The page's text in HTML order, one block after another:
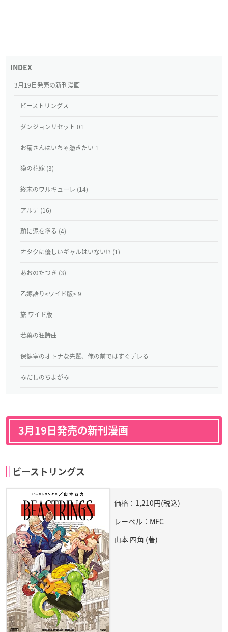
3月19日発売の新刊漫画
ビーストリングス
ダンジョンリセット 01
お菊さんはいちゃ憑きたい 1
獏の花嫁 (3)
終末のワルキューレ (14)
アルテ (16)
顔に泥を塗る (4)
オタクに優しいギャルはいない!? (1)
あおのたつき (3)
乙嫁語り<ワイド版> 9
旅 ワイド版
若葉の狂詩曲
保健室のオトナな先輩、俺の前ではすぐデレる
みだしのちよがみ
3月19日発売の新刊漫画
ビーストリングス
価格：1,210円(税込)
レーベル：MFC
山本 四角 (著)